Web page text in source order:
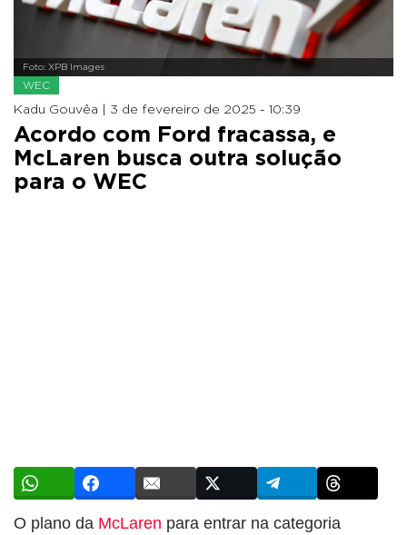
Foto: XPB Images
WEC
Kadu Gouvêa | 3 de fevereiro de 2025 - 10:39
Acordo com Ford fracassa, e
McLaren busca outra solução
para o WEC
O plano da McLaren para entrar na categoria